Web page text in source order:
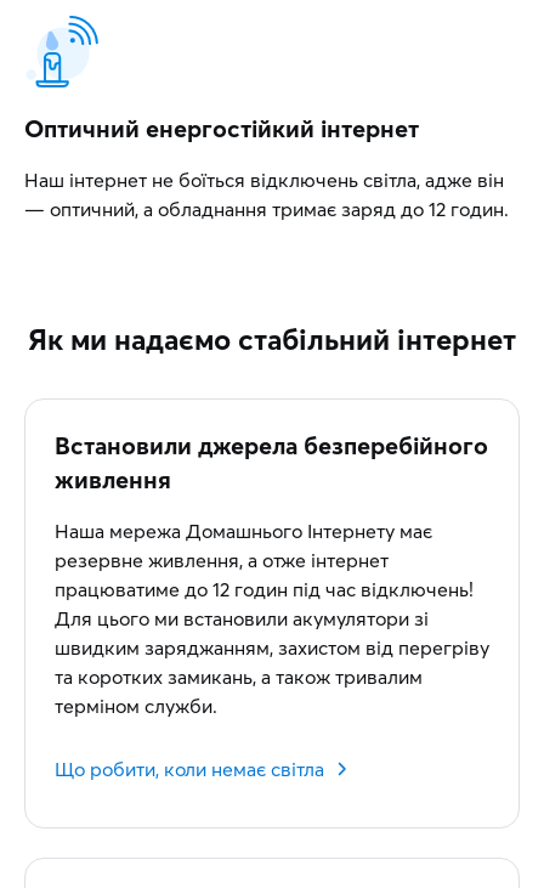
Оптичний енергостійкий інтернет
Наш інтернет не боїться відключень світла, адже він
— оптичний, а обладнання тримає заряд до 12 годин.
Як ми надаємо стабільний інтернет
Встановили джерела безперебійного
живлення
Наша мережа Домашнього Інтернету має
резервне живлення, а отже інтернет
працюватиме до 12 годин під час відключень!
Для цього ми встановили акумулятори зі
швидким заряджанням, захистом від перегріву
та коротких замикань, а також тривалим
терміном служби.
Що робити, коли немає світла